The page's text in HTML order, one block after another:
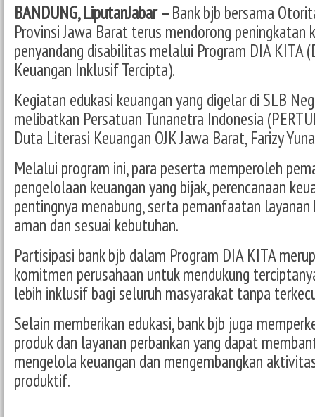
BANDUNG, LiputanJabar –Bank bjb bersama
Provinsi Jawa Barat terus mendorong peningkatan
penyandang disabilitas melalui Program DIA KITA
Keuangan Inklusif Tercipta).
Kegiatan edukasi keuangan yang digelar di SLB
melibatkan Persatuan Tunanetra Indonesia
Duta Literasi Keuangan OJK Jawa Barat, Farizy
Melalui program ini, para peserta memperoleh
pengelolaan keuangan yang bijak, perencanaan
pentingnya menabung, serta pemanfaatan
aman dan sesuai kebutuhan.
Partisipasi bank bjb dalam Program DIA KITA
komitmen perusahaan untuk mendukung
lebih inklusif bagi seluruh masyarakat tanpa
Selain memberikan edukasi, bank bjb juga
produk dan layanan perbankan yang dapat
mengelola keuangan dan mengembangkan
produktif.